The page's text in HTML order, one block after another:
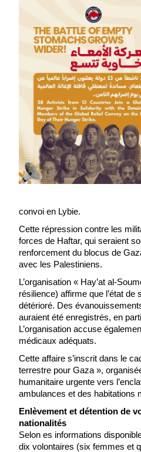
convoi en Lybie.
Cette répression contre les
forces de Haftar, qui seraient
renforcement du blocus de
avec les Palestiniens.
L’organisation « Hay’at al-
résilience) affirme que l’état
détérioré. Des
auraient été enregistrés, en
L’organisation accuse
médicaux adéquats.
Cette affaire s’inscrit dans le
terrestre pour Gaza »,
humanitaire urgente vers
ambulances et des habitations
Enlèvement et détention de
nationalités
Selon es informations
dix volontaires (six femmes et